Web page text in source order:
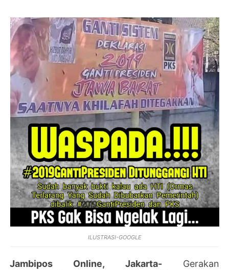
ILUSTRASI-GOOGLE
Jambipos Online, Jakarta-Gerakan